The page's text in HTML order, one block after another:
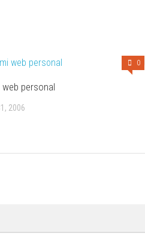
0
personal
2006